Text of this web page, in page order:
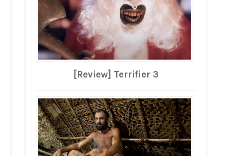
[Review] Terrifier 3